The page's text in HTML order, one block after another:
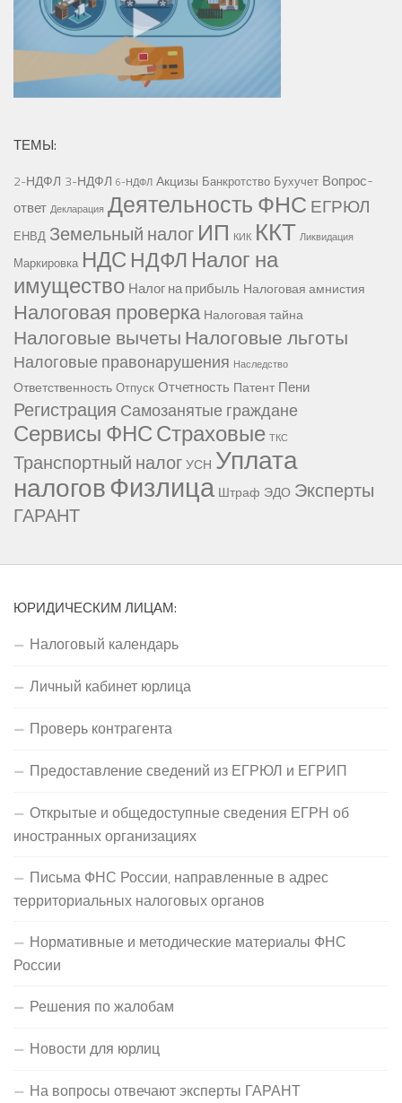
ТЕМЫ:
2-НДФЛ 3-НДФЛ 6-НДФЛ Акцизы Банкротство Бухучет Вопрос-
ответ Декларация Деятельность ФНС ЕГРЮЛ
ЕНВД Земельный налог ИП КИК ККТ Ликвидация
Маркировка НДС НДФЛ Налог на
имущество Налог на прибыль Налоговая амнистия
Налоговая проверка Налоговая тайна
Налоговые вычетыНалоговые льготы
Налоговые правонарушения Наследство
Ответственность Отпуск Отчетность Патент Пени
Регистрация Самозанятые граждане
Сервисы ФНССтраховые ТКС
Транспортный налогУСН Уплата
налоговФизлица Штраф ЭДО Эксперты
ГАРАНТ
ЮРИДИЧЕСКИМ ЛИЦАМ:
Налоговый календарь
Личный кабинет юрлица
Проверь контрагента
Предоставление сведений из ЕГРЮЛ и ЕГРИП
Открытые и общедоступные сведения ЕГРН об
иностранных организациях
Письма ФНС России, направленные в адрес
территориальных налоговых органов
Нормативные и методические материалы ФНС
России
Решения по жалобам
Новости для юрлиц
На вопросы отвечают эксперты ГАРАНТ